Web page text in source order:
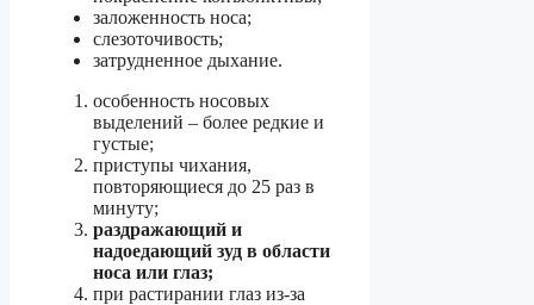
заложенность носа;
слезоточивость;
затрудненное дыхание.
особенность носовых
выделений – более редкие и
густые;
приступы чихания,
повторяющиеся до 25 раз в
минуту;
раздражающий и
надоедающий зуд в области
носа или глаз;
при растирании глаз из-за